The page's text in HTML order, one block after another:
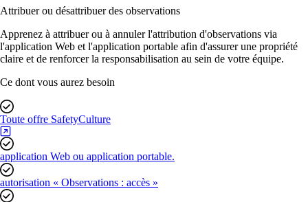
Attribuer ou désattribuer des observations
Apprenez à attribuer ou à annuler l'attribution d'observations via
l'application Web et l'application portable afin d'assurer une propriété
claire et de renforcer la responsabilisation au sein de votre équipe.
Ce dont vous aurez besoin
Toute offre SafetyCulture
application Web ou application portable.
autorisation « Observations : accès »